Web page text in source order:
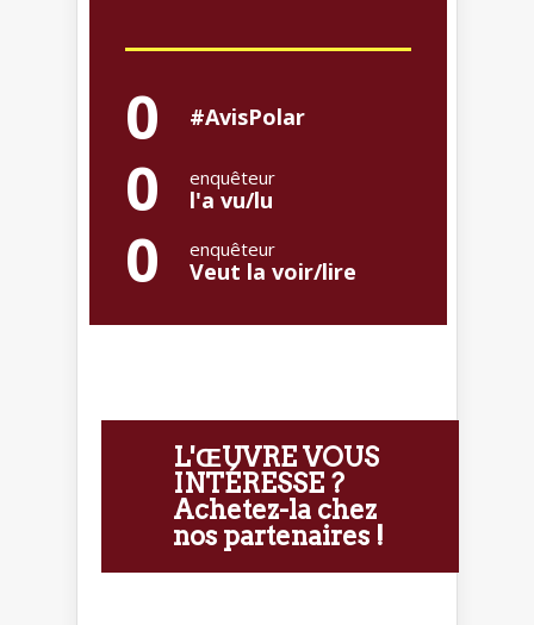
0 #AvisPolar
0 enquêteur
l'a vu/lu
0 enquêteur
Veut la voir/lire
L'ŒUVRE VOUS
INTÉRESSE ?
Achetez-la chez
nos partenaires !